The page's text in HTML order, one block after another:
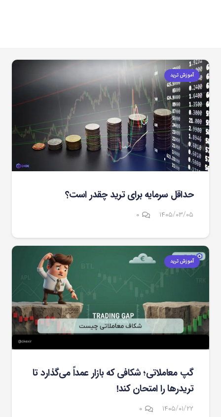
آموزش ترید
حداقل سرمایه برای ترید چقدر است؟
۱۴۰۵/۰۳/۰۵ ۰
آموزش ترید
گپ معاملاتی؛ شکافی که بازار عمداً می‌گذارد تا
تریدرها را امتحان کند!
۱۴۰۵/۰۱/۲۲ ۰